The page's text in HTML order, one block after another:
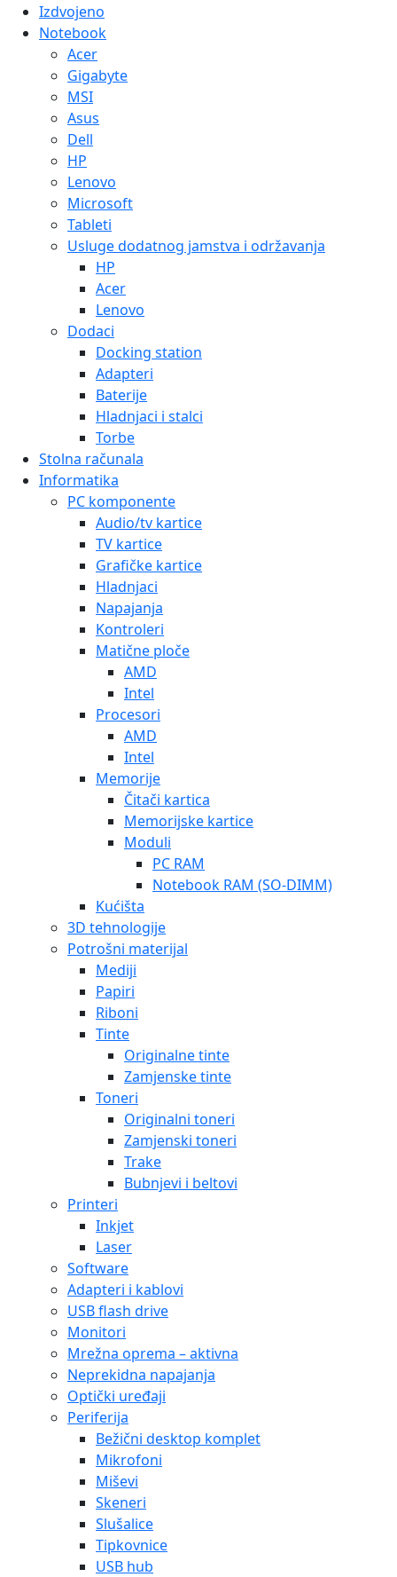
Izdvojeno
Notebook
Acer
Gigabyte
MSI
Asus
Dell
HP
Lenovo
Microsoft
Tableti
Usluge dodatnog jamstva i održavanja
HP
Acer
Lenovo
Dodaci
Docking station
Adapteri
Baterije
Hladnjaci i stalci
Torbe
Stolna računala
Informatika
PC komponente
Audio/tv kartice
TV kartice
Grafičke kartice
Hladnjaci
Napajanja
Kontroleri
Matične ploče
AMD
Intel
Procesori
AMD
Intel
Memorije
Čitači kartica
Memorijske kartice
Moduli
PC RAM
Notebook RAM (SO-DIMM)
Kućišta
3D tehnologije
Potrošni materijal
Mediji
Papiri
Riboni
Tinte
Originalne tinte
Zamjenske tinte
Toneri
Originalni toneri
Zamjenski toneri
Trake
Bubnjevi i beltovi
Printeri
Inkjet
Laser
Software
Adapteri i kablovi
USB flash drive
Monitori
Mrežna oprema – aktivna
Neprekidna napajanja
Optički uređaji
Periferija
Bežični desktop komplet
Mikrofoni
Miševi
Skeneri
Slušalice
Tipkovnice
USB hub